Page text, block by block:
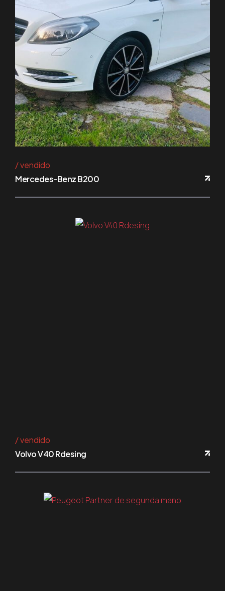
vendido
Mercedes-Benz B200
vendido
Volvo V40 Rdesing